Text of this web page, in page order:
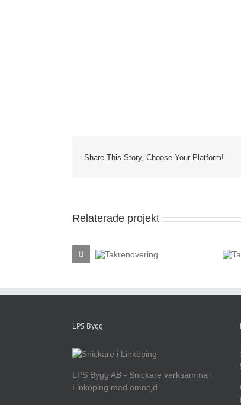
Share This Story, Choose Your Platform!
Relaterade projekt
LPS Bygg
LPS Bygg AB - Snickare verksamma i
Linköping med omnejd